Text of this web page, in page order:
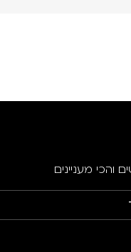
והכי מעניינים